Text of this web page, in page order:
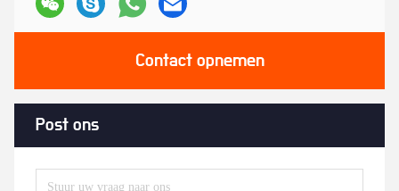
Contact opnemen
Post ons